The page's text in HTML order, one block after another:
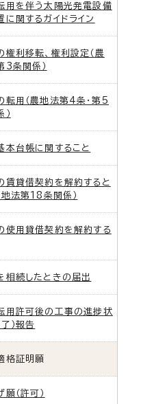
用を伴う太陽光発電設備
に関するガイドライン
権利移転、権利設定（農
3条関係）
転用（農地法第4条・第5
）
本台帳に関すること
賃貸借契約を解約すると
地法第18条関係）
使用貸借契約を解約する
相続したときの届出
用許可後の工事の進捗状
了）報告
格証明願
（許可）